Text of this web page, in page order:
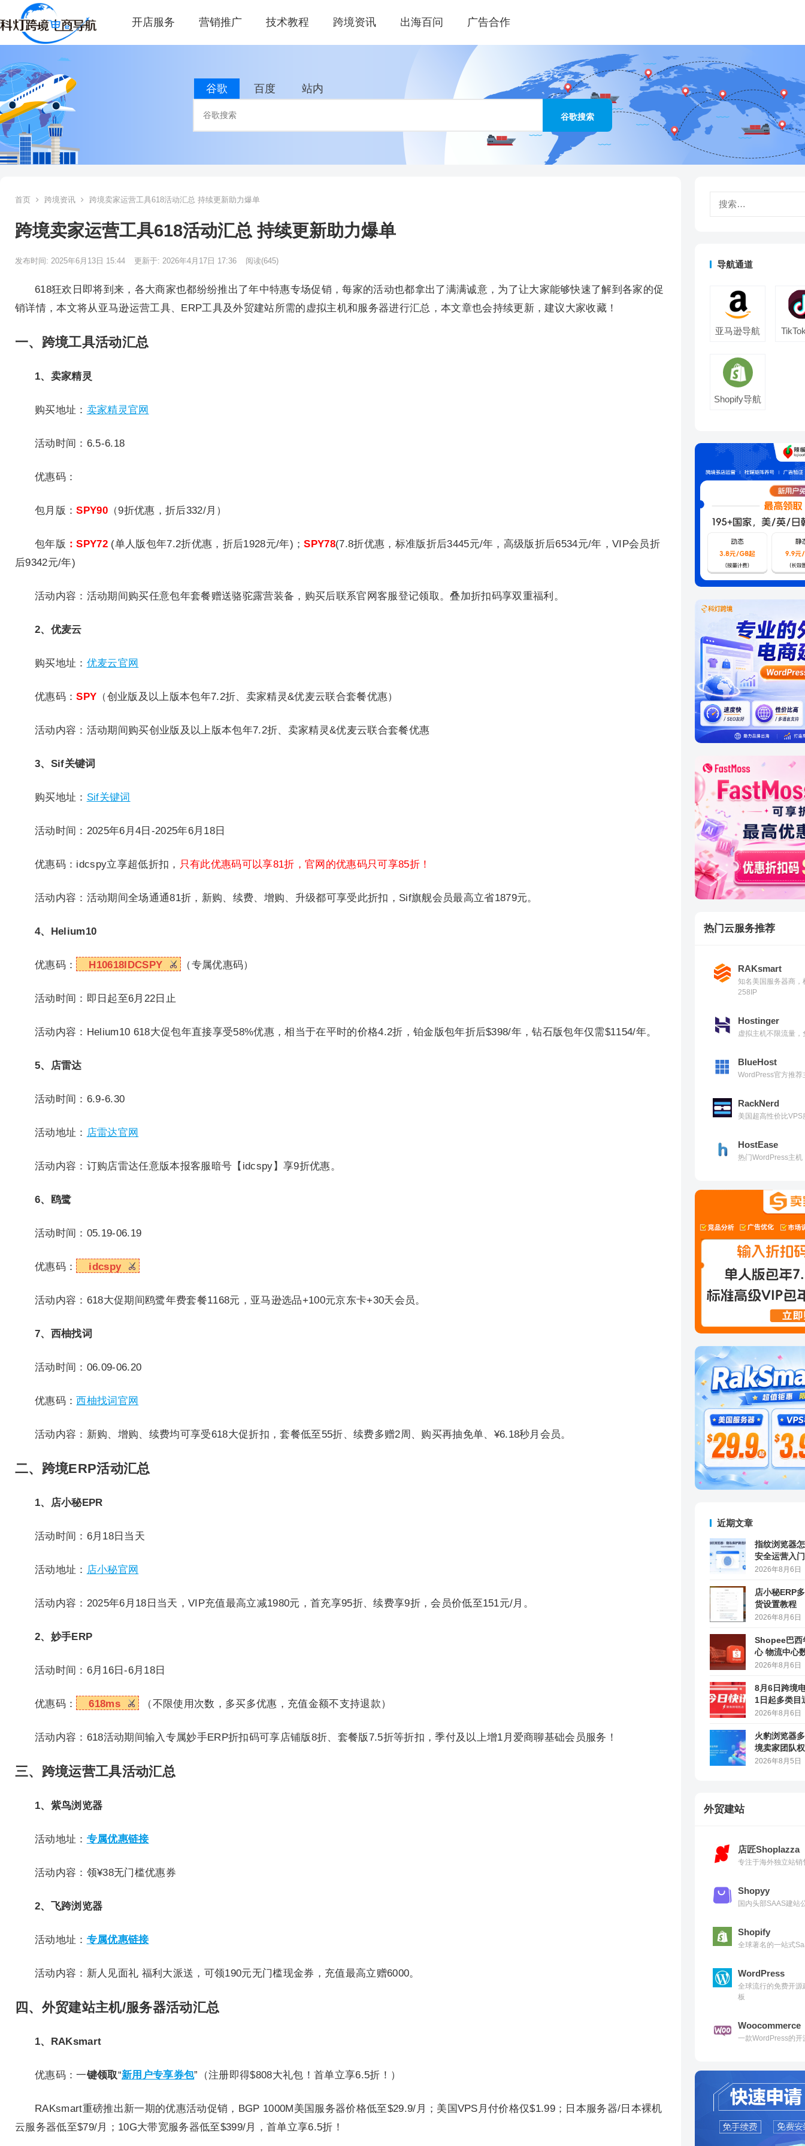
开店服务 营销推广 技术教程 跨境资讯 出海百问 广告合作
谷歌 百度 站内
首页 跨境资讯 跨境卖家运营工具618活动汇总 持续更新助力爆单
跨境卖家运营工具618活动汇总 持续更新助力爆单
发布时间: 2025年6月13日 15:44 更新于: 2026年4月17日 17:36 阅读(645)
618狂欢日即将到来，各大商家也都纷纷推出了年中特惠专场促销，每家的活动也都拿出了满满诚意，为了让大家能够快速了解到各家的促
销详情，本文将从亚马逊运营工具、ERP工具及外贸建站所需的虚拟主机和服务器进行汇总，本文章也会持续更新，建议大家收藏！
一、跨境工具活动汇总
1、卖家精灵
购买地址： 卖家精灵官网
活动时间：6.5-6.18
优惠码：
包月版：SPY90（9折优惠，折后332/月）
包年版 ：SPY72(单人版包年7.2折优惠，折后1928元/年)；SPY78(7.8折优惠，标准版折后3445元/年，高级版折后6534元/年，VIP会员折
后9342元/年)
活动内容：活动期间购买任意包年套餐赠送骆驼露营装备，购买后联系官网客服登记领取。叠加折扣码享双重福利。
2、优麦云
购买地址： 优麦云官网
优惠码：SPY （创业版及以上版本包年7.2折、卖家精灵&优麦云联合套餐优惠）
活动内容：活动期间购买创业版及以上版本包年7.2折、卖家精灵&优麦云联合套餐优惠
3、Sif关键词
购买地址： Sif关键词
活动时间：2025年6月4日-2025年6月18日
优惠码：idcspy立享超低折扣， 只有此优惠码可以享81折，官网的优惠码只可享85折！
活动内容：活动期间全场通通81折，新购、续费、增购、升级都可享受此折扣，Sif旗舰会员最高立省1879元。
4、Helium10
优惠码： H10618IDCSPY （专属优惠码）
活动时间：即日起至6月22日止
活动内容：Helium10 618大促包年直接享受58%优惠，相当于在平时的价格4.2折，铂金版包年折后$398/年，钻石版包年仅需$1154/年。
5、店雷达
活动时间：6.9-6.30
活动地址： 店雷达官网
活动内容：订购店雷达任意版本报客服暗号【idcspy】享9折优惠。
6、鸥鹭
活动时间：05.19-06.19
优惠码： idcspy
活动内容：618大促期间鸥鹭年费套餐1168元，亚马逊选品+100元京东卡+30天会员。
7、西柚找词
活动时间：06.09-06.20
优惠码：西柚找词官网
活动内容：新购、增购、续费均可享受618大促折扣，套餐低至55折、续费多赠2周、购买再抽免单、¥6.18秒月会员。
二、跨境ERP活动汇总
1、店小秘EPR
活动时间：6月18日当天
活动地址： 店小秘官网
活动内容：2025年6月18日当天，VIP充值最高立减1980元，首充享95折、续费享9折，会员价低至151元/月。
2、妙手ERP
活动时间：6月16日-6月18日
优惠码： 618ms （不限使用次数，多买多优惠，充值金额不支持退款）
活动内容：618活动期间输入专属妙手ERP折扣码可享店铺版8折、套餐版7.5折等折扣，季付及以上增1月爱商聊基础会员服务！
三、跨境运营工具活动汇总
1、紫鸟浏览器
活动地址： 专属优惠链接
活动内容：领¥38无门槛优惠券
2、飞跨浏览器
活动地址： 专属优惠链接
活动内容：新人见面礼 福利大派送，可领190元无门槛现金券，充值最高立赠6000。
四、外贸建站主机/服务器活动汇总
1、RAKsmart
优惠码：一键领取“新用户专享券包”（注册即得$808大礼包！首单立享6.5折！）
RAKsmart重磅推出新一期的优惠活动促销，BGP 1000M美国服务器价格低至$29.9/月；美国VPS月付价格仅$1.99；日本服务器/日本裸机
云服务器低至$79/月；10G大带宽服务器低至$399/月，首单立享6.5折！
导航通道
亚马逊导航
Shopify导航
热门云服务推荐
RAKsmart
知名美国服务器商
258IP
Hostinger
虚拟主机不限流量
BlueHost
WordPress官方推
RackNerd
美国超高性价比VPS
HostEase
热门WordPress主
近期文章
指纹浏览器
安全运营入
2026年8月6日
店小秘ERP
货设置教程
2026年8月6日
Shopee巴西
心 物流中心
2026年8月6日
8月6日跨境
1日起多类目
马逊上线AI
2026年8月6日
火豹浏览器
境卖家团队
2026年8月5日
外贸建站
店匠Shoplazza
专注于海外独立站
Shopyy
国内头部SAAS建站
Shopify
全球著名的一站式
WordPress
全球流行的免费开
板
Woocommerce
一款WordPress的开